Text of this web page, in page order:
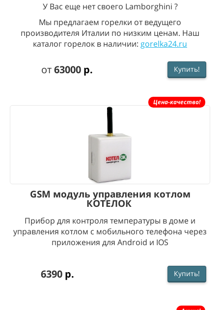
У Вас еще нет своего Lamborghini ?
Мы предлагаем горелки от ведущего
производителя Италии по низким ценам. Наш
каталог горелок в наличии: gorelka24.ru
от63000 р. Купить!
Цена-качество!
GSM модуль управления котлом
КОТЕЛОК
Прибор для контроля температуры в доме и
управления котлом с мобильного телефона через
приложения для Android и IOS
6390 р. Купить!